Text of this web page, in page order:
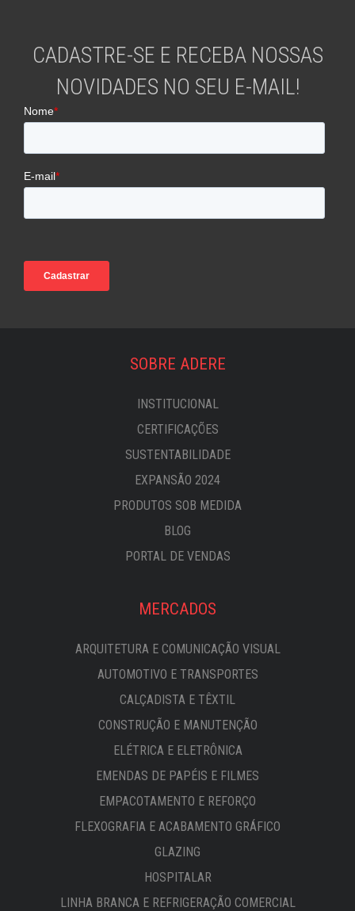
CADASTRE-SE E RECEBA NOSSAS
NOVIDADES NO SEU E-MAIL!
SOBRE ADERE
INSTITUCIONAL
CERTIFICAÇÕES
SUSTENTABILIDADE
EXPANSÃO 2024
PRODUTOS SOB MEDIDA
BLOG
PORTAL DE VENDAS
MERCADOS
ARQUITETURA E COMUNICAÇÃO VISUAL
AUTOMOTIVO E TRANSPORTES
CALÇADISTA E TÊXTIL
CONSTRUÇÃO E MANUTENÇÃO
ELÉTRICA E ELETRÔNICA
EMENDAS DE PAPÉIS E FILMES
EMPACOTAMENTO E REFORÇO
FLEXOGRAFIA E ACABAMENTO GRÁFICO
GLAZING
HOSPITALAR
LINHA BRANCA E REFRIGERAÇÃO COMERCIAL